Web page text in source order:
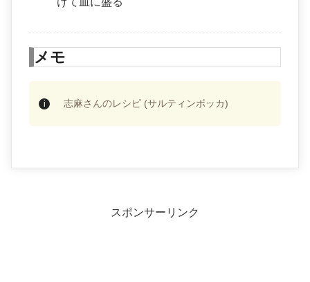
メモ
志麻さんのレシピ (サルティンボッカ)
スポンサーリンク